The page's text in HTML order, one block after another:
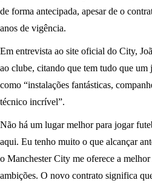
de forma antecipada, apesar de o
anos de vigência.
Em entrevista ao site oficial do City,
ao clube, citando que tem tudo que um
como “instalações fantásticas,
técnico incrível”.
Não há um lugar melhor para jogar
aqui. Eu tenho muito o que alcançar
o Manchester City me oferece a
ambições. O novo contrato significa